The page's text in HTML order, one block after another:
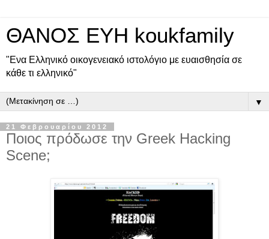
ΘΑΝΟΣ ΕΥΗ koukfamily
"Ενα Ελληνικό οικογενειακό ιστολόγιο με ευαισθησία σε
κάθε τι ελληνικό"
▼
21 Φεβρουαρίου 2012
Ποιος πρόδωσε την Greek Hacking
Scene;